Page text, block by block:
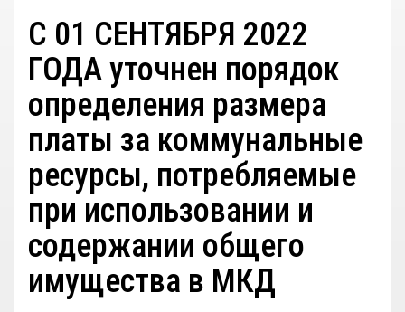
С 01 СЕНТЯБРЯ 2022
ГОДА уточнен порядок
определения размера
платы за коммунальные
ресурсы, потребляемые
при использовании и
содержании общего
имущества в МКД